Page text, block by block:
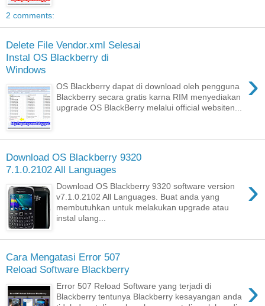
2 comments:
Delete File Vendor.xml Selesai
Instal OS Blackberry di
Windows
›
OS Blackberry dapat di download oleh pengguna
Blackberry secara gratis karna RIM menyediakan
upgrade OS BlackBerry melalui official websiten...
Download OS Blackberry 9320
7.1.0.2102 All Languages
›
Download OS Blackberry 9320 software version
v7.1.0.2102 All Languages. Buat anda yang
membutuhkan untuk melakukan upgrade atau
instal ulang...
Cara Mengatasi Error 507
Reload Software Blackberry
›
Error 507 Reload Software yang terjadi di
Blackberry tentunya Blackberry kesayangan anda